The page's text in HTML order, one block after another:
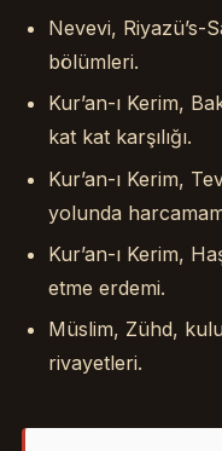
Nevevi, Riyazü’s-
bölümleri.
Kur’an-ı Kerim,
kat kat karşılığı.
Kur’an-ı Kerim,
yolunda
Kur’an-ı Kerim,
etme erdemi.
Müslim, Zühd,
rivayetleri.